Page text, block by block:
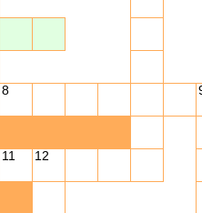
8
11 12